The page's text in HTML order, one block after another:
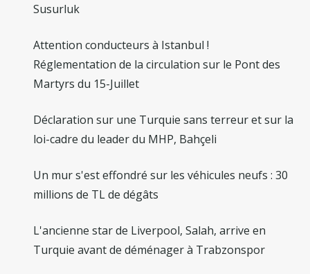
Susurluk
Attention conducteurs à Istanbul !
Réglementation de la circulation sur le Pont des
Martyrs du 15-Juillet
Déclaration sur une Turquie sans terreur et sur la
loi-cadre du leader du MHP, Bahçeli
Un mur s'est effondré sur les véhicules neufs : 30
millions de TL de dégâts
L'ancienne star de Liverpool, Salah, arrive en
Turquie avant de déménager à Trabzonspor